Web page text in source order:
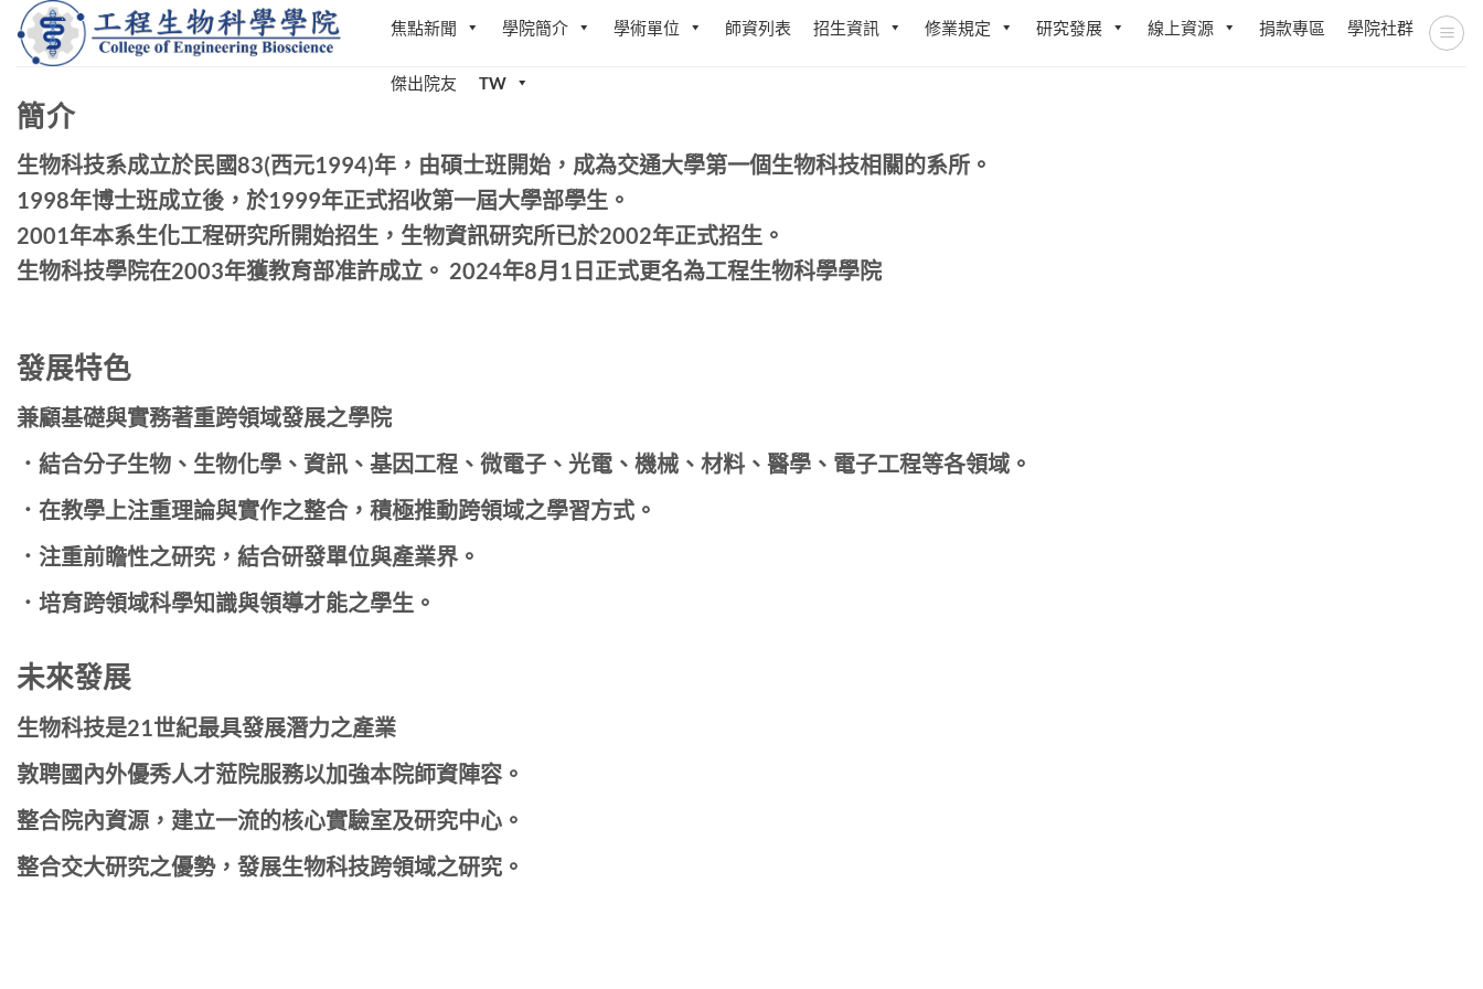
Skip
content
焦點新聞 學院簡介 學術單位 師資列表 招生資訊 修業規定 研究發展 線上資源 捐款專區 學院社群
傑出院友 TW
簡介
生物科技系成立於民國83(西元1994)年，由碩士班開始，成為交通大學第一個生物科技相關的系所。
1998年博士班成立後，於1999年正式招收第一屆大學部學生。
2001年本系生化工程研究所開始招生，生物資訊研究所已於2002年正式招生。
生物科技學院在2003年獲教育部准許成立。 2024年8月1日正式更名為工程生物科學學院
發展特色
兼顧基礎與實務著重跨領域發展之學院
．結合分子生物、生物化學、資訊、基因工程、微電子、光電、機械、材料、醫學、電子工程等各領域。
．在教學上注重理論與實作之整合，積極推動跨領域之學習方式。
．注重前瞻性之研究，結合研發單位與產業界。
．培育跨領域科學知識與領導才能之學生。
未來發展
生物科技是21世紀最具發展潛力之產業
敦聘國內外優秀人才蒞院服務以加強本院師資陣容。
整合院內資源，建立一流的核心實驗室及研究中心。
整合交大研究之優勢，發展生物科技跨領域之研究。